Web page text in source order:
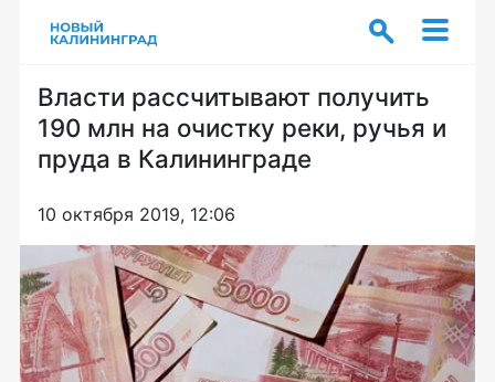
Власти рассчитывают получить
190 млн на очистку реки, ручья и
пруда в Калининграде
10 октября 2019, 12:06